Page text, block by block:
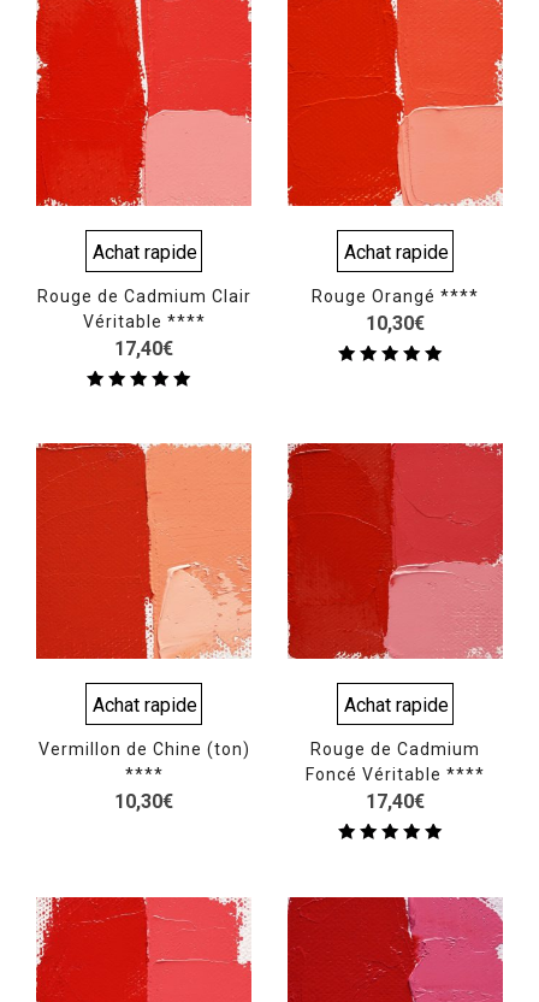
Achat rapide
Rouge de Cadmium Clair
Véritable ****
17,40€
Achat rapide
Rouge Orangé ****
10,30€
Achat rapide
Vermillon de Chine (ton)
****
10,30€
Achat rapide
Rouge de Cadmium
Foncé Véritable ****
17,40€